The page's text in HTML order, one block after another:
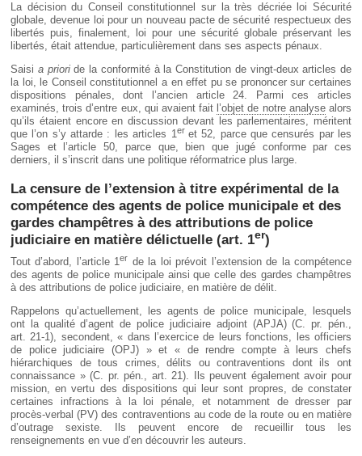
La décision du Conseil constitutionnel sur la très décriée loi Sécurité
globale, devenue loi pour un nouveau pacte de sécurité respectueux des
libertés puis, finalement, loi pour une sécurité globale préservant les
libertés, était attendue, particulièrement dans ses aspects pénaux.
Saisi a prioride la conformité à la Constitution de vingt-deux articles de
la loi, le Conseil constitutionnel a en effet pu se prononcer sur certaines
dispositions pénales, dont l’ancien article 24. Parmi ces articles
examinés, trois d’entre eux, qui avaient fait l’objet de notre analysealors
qu’ils étaient encore en discussion devant les parlementaires, méritent
que l’on s’y attarde : les articles 1er et 52, parce que censurés par les
Sages et l’article 50, parce que, bien que jugé conforme par ces
derniers, il s’inscrit dans une politique réformatrice plus large.
La censure de l’extension à titre expérimental de la
compétence des agents de police municipale et des
gardes champêtres à des attributions de police
judiciaire en matière délictuelle (art. 1er)
Tout d’abord, l’article 1er de la loi prévoit l’extension de la compétence
des agents de police municipale ainsi que celle des gardes champêtres
à des attributions de police judiciaire, en matière de délit.
Rappelons qu’actuellement, les agents de police municipale, lesquels
ont la qualité d’agent de police judiciaire adjoint (APJA) (C. pr. pén.,
art. 21-1), secondent, « dans l’exercice de leurs fonctions, les officiers
de police judiciaire (OPJ) » et « de rendre compte à leurs chefs
hiérarchiques de tous crimes, délits ou contraventions dont ils ont
connaissance » (C. pr. pén., art. 21). Ils peuvent également avoir pour
mission, en vertu des dispositions qui leur sont propres, de constater
certaines infractions à la loi pénale, et notamment de dresser par
procès-verbal (PV) des contraventions au code de la route ou en matière
d’outrage sexiste. Ils peuvent encore de recueillir tous les
renseignements en vue d’en découvrir les auteurs.